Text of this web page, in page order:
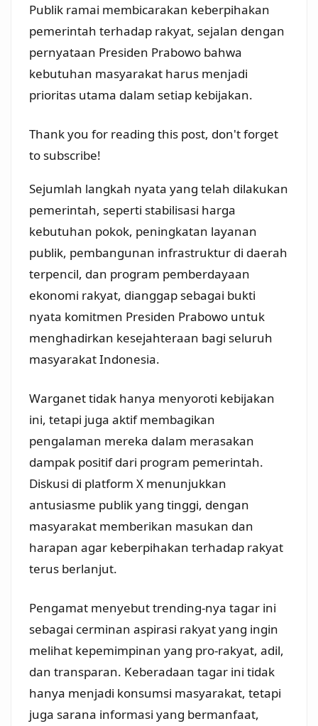
Publik ramai membicarakan keberpihakan
pemerintah terhadap rakyat, sejalan dengan
pernyataan Presiden Prabowo bahwa
kebutuhan masyarakat harus menjadi
prioritas utama dalam setiap kebijakan.
Thank you for reading this post, don't forget
to subscribe!
Sejumlah langkah nyata yang telah dilakukan
pemerintah, seperti stabilisasi harga
kebutuhan pokok, peningkatan layanan
publik, pembangunan infrastruktur di daerah
terpencil, dan program pemberdayaan
ekonomi rakyat, dianggap sebagai bukti
nyata komitmen Presiden Prabowo untuk
menghadirkan kesejahteraan bagi seluruh
masyarakat Indonesia.
Warganet tidak hanya menyoroti kebijakan
ini, tetapi juga aktif membagikan
pengalaman mereka dalam merasakan
dampak positif dari program pemerintah.
Diskusi di platform X menunjukkan
antusiasme publik yang tinggi, dengan
masyarakat memberikan masukan dan
harapan agar keberpihakan terhadap rakyat
terus berlanjut.
Pengamat menyebut trending-nya tagar ini
sebagai cerminan aspirasi rakyat yang ingin
melihat kepemimpinan yang pro-rakyat, adil,
dan transparan. Keberadaan tagar ini tidak
hanya menjadi konsumsi masyarakat, tetapi
juga sarana informasi yang bermanfaat,